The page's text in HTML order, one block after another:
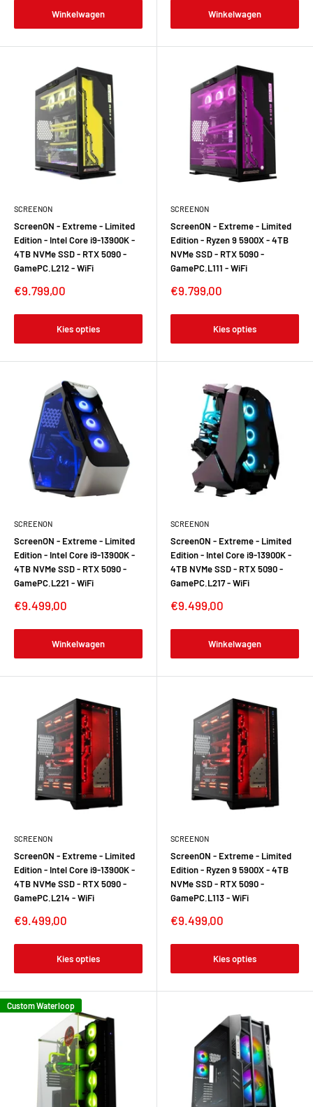
Winkelwagen Winkelwagen
SCREENON
ScreenON - Extreme - Limited
Edition - Intel Core i9-13900K -
4TB NVMe SSD - RTX 5090 -
GamePC.L212 - WiFi
Verkoopprijs
€9.799,00
Kies opties
SCREENON
ScreenON - Extreme - Limited
Edition - Ryzen 9 5900X - 4TB
NVMe SSD - RTX 5090 -
GamePC.L111 - WiFi
Verkoopprijs
€9.799,00
Kies opties
SCREENON
ScreenON - Extreme - Limited
Edition - Intel Core i9-13900K -
4TB NVMe SSD - RTX 5090 -
GamePC.L221 - WiFi
Verkoopprijs
€9.499,00
Winkelwagen
SCREENON
ScreenON - Extreme - Limited
Edition - Intel Core i9-13900K -
4TB NVMe SSD - RTX 5090 -
GamePC.L217 - WiFi
Verkoopprijs
€9.499,00
Winkelwagen
SCREENON
ScreenON - Extreme - Limited
Edition - Intel Core i9-13900K -
4TB NVMe SSD - RTX 5090 -
GamePC.L214 - WiFi
Verkoopprijs
€9.499,00
Kies opties
SCREENON
ScreenON - Extreme - Limited
Edition - Ryzen 9 5900X - 4TB
NVMe SSD - RTX 5090 -
GamePC.L113 - WiFi
Verkoopprijs
€9.499,00
Kies opties
Custom Waterloop